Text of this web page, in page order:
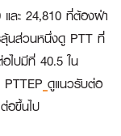
ละ 24,810 ที่ต้องฝ่า
ลุ้นส่วนหนึ่งดู PTT ที่
ไปมีที่ 40.5 ใน
PTTEP ดูแนวรับต่อ
อขึ้นไป